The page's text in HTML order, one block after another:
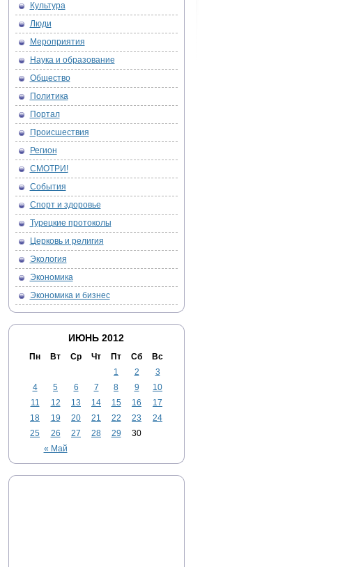
Культура
Люди
Мероприятия
Наука и образование
Общество
Политика
Портал
Происшествия
Регион
СМОТРИ!
События
Спорт и здоровье
Турецкие протоколы
Церковь и религия
Экология
Экономика
Экономика и бизнес
ИЮНЬ 2012
Пн Вт Ср Чт Пт Сб Вс
« Май
1 2
3
4
5 6 7 8 9
10
11
12 13 14 15 16
17
18
19 20 21 22 23
24
25
26 27 28 29 30